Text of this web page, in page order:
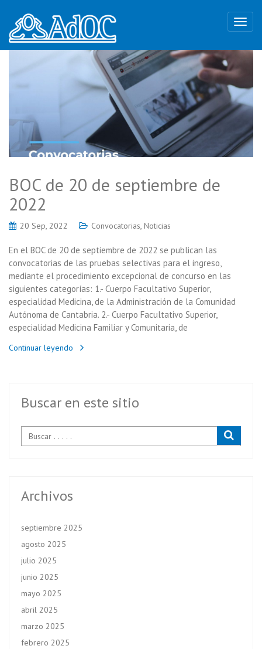
BOC de 20 de septiembre de
2022
20 Sep, 2022 Convocatorias, Noticias
En el BOC de 20 de septiembre de 2022 se publican las
convocatorias de las pruebas selectivas para el ingreso,
mediante el procedimiento excepcional de concurso en las
siguientes categorías: 1.- Cuerpo Facultativo Superior,
especialidad Medicina, de la Administración de la Comunidad
Autónoma de Cantabria. 2.- Cuerpo Facultativo Superior,
especialidad Medicina Familiar y Comunitaria, de
Continuar leyendo
Buscar en este sitio
Archivos
septiembre 2025
agosto 2025
julio 2025
junio 2025
mayo 2025
abril 2025
marzo 2025
febrero 2025